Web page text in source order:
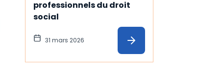
professionnels du droit
social
31 mars 2026